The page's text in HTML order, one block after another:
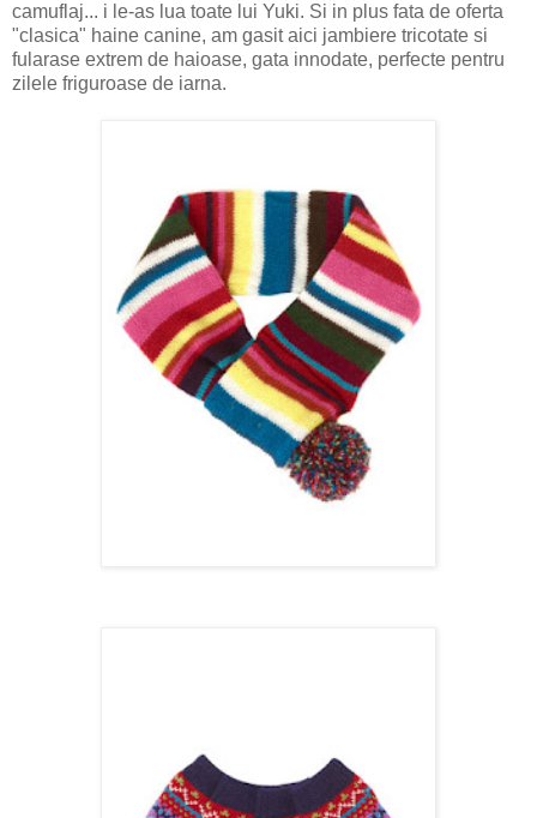
camuflaj... i le-as lua toate lui Yuki. Si in plus fata de oferta
"clasica" haine canine, am gasit aici jambiere tricotate si
fularase extrem de haioase, gata innodate, perfecte pentru
zilele friguroase de iarna.